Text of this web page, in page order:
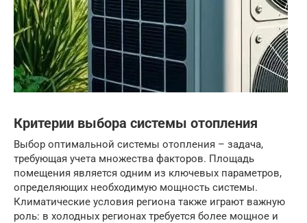
Критерии выбора системы отопления
Выбор оптимальной системы отопления – задача,
требующая учета множества факторов. Площадь
помещения является одним из ключевых параметров,
определяющих необходимую мощность системы.
Климатические условия региона также играют важную
роль: в холодных регионах требуется более мощное и